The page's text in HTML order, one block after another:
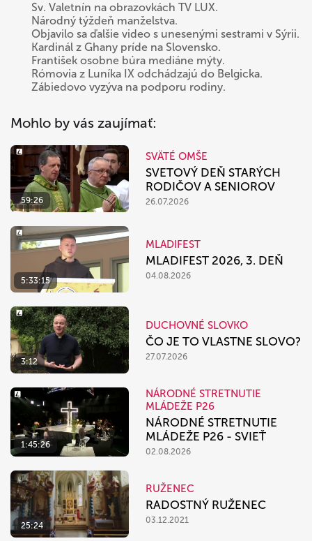
Sv. Valetnín na obrazovkách TV LUX.
Národný týždeň manželstva.
Objavilo sa ďalšie video s unesenými sestrami v Sýrii.
Kardinál z Ghany príde na Slovensko.
František osobne búra mediáne mýty.
Rómovia z Luníka IX odchádzajú do Belgicka.
Zábiedovo vyzýva na podporu rodiny.
Mohlo by vás zaujímať:
59:26
SVÄTÉ OMŠE
SVETOVÝ DEŇ STARÝCH
RODIČOV A SENIOROV
26.07.2026
5:33:15
MLADIFEST
MLADIFEST 2026, 3. DEŇ
04.08.2026
3:12
DUCHOVNÉ SLOVKO
ČO JE TO VLASTNE SLOVO?
27.07.2026
1:45:26
NÁRODNÉ STRETNUTIE
MLÁDEŽE P26
NÁRODNÉ STRETNUTIE
MLÁDEŽE P26 - SVIEŤ
02.08.2026
25:24
RUŽENEC
RADOSTNÝ RUŽENEC
03.12.2021